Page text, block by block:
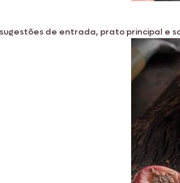
de entrada, prato principal e